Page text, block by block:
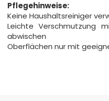
Pflegehinweise:
Keine Haushaltsreiniger
Leichte Verschmutzung
abwischen
Oberflächen nur mit